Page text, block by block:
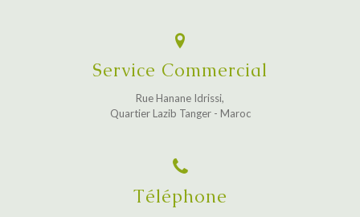
Service Commercial
Rue Hanane Idrissi,
Quartier Lazib Tanger - Maroc
Téléphone